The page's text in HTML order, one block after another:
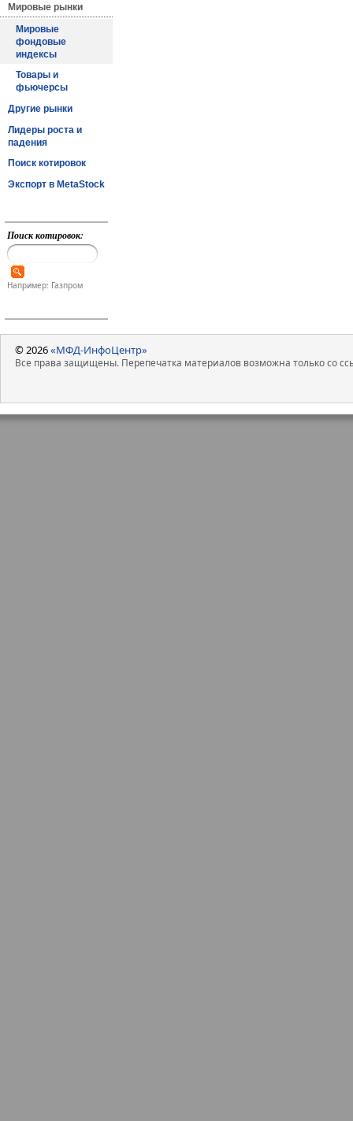
Мировые рынки
Мировые
фондовые
индексы
Товары и
фьючерсы
Другие рынки
Лидеры роста и
падения
Поиск котировок
Экспорт в MetaStock
Поиск котировок:
Например: Газпром
© 2026«МФД-ИнфоЦентр»
Все права защищены. Перепечатка материалов возможна только со